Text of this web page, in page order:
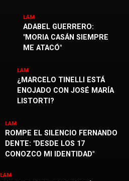
LAM
ADABEL GUERRERO:
"MORIA CASÁN SIEMPRE
ME ATACÓ"
LAM
¿MARCELO TINELLI ESTÁ
ENOJADO CON JOSÉ MARÍA
LISTORTI?
LAM
ROMPE EL SILENCIO FERNANDO
DENTE: "DESDE LOS 17
CONOZCO MI IDENTIDAD"
LAM